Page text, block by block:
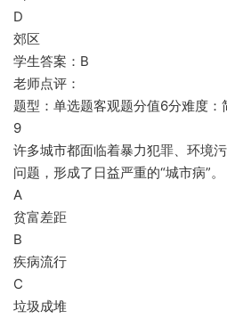
D
郊区
学生答案：B
老师点评：
题型：单选题客观题分值6分难度：
9
许多城市都面临着暴力犯罪、环境
问题，形成了日益严重的“城市病”。
A
贫富差距
B
疾病流行
C
垃圾成堆